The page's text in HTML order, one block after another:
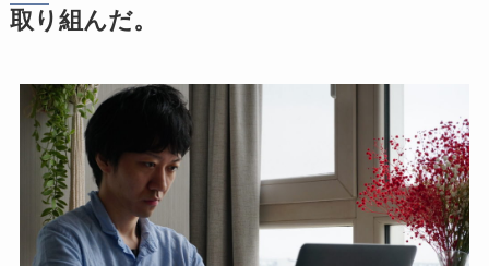
取り組んだ。